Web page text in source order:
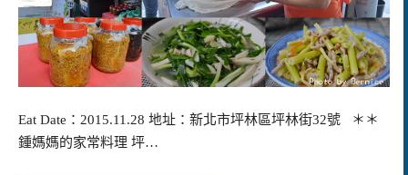
Eat Date：2015.11.28 地址：新北市坪林區坪林街32號 ＊＊
鍾媽媽的家常料理 坪…